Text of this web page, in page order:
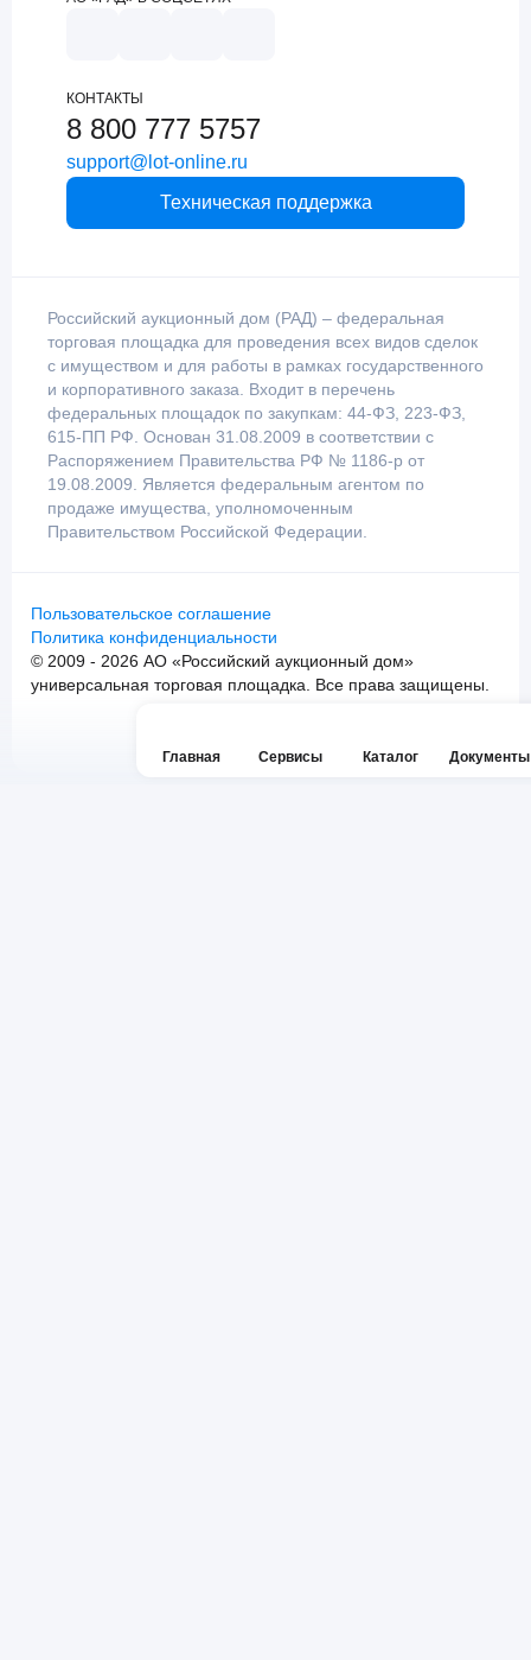
Главная Сервисы Каталог Документы
КОНТАКТЫ
8 800 777 5757
support@lot-online.ru
Техническая поддержка
Российский аукционный дом (РАД) – федеральная
торговая площадка для проведения всех видов сделок
с имуществом и для работы в рамках государственного
и корпоративного заказа. Входит в перечень
федеральных площадок по закупкам: 44-ФЗ, 223-ФЗ,
615-ПП РФ. Основан 31.08.2009 в соответствии с
Распоряжением Правительства РФ № 1186-р от
19.08.2009. Является федеральным агентом по
продаже имущества, уполномоченным
Правительством Российской Федерации.
Пользовательское соглашение
Политика конфиденциальности
© 2009 - 2026 АО «Российский аукционный дом»
универсальная торговая площадка. Все права защищены.